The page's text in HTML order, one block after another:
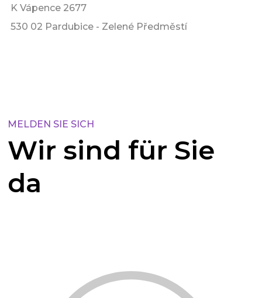
K Vápence 2677
530 02 Pardubice - Zelené Předměstí
MELDEN SIE SICH
Wir sind für Sie
da